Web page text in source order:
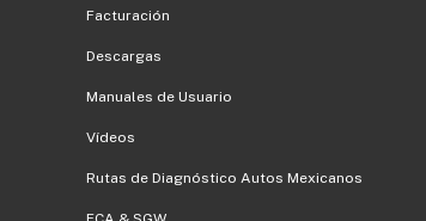
Facturación
Descargas
Manuales de Usuario
Vídeos
Rutas de Diagnóstico Autos Mexicanos